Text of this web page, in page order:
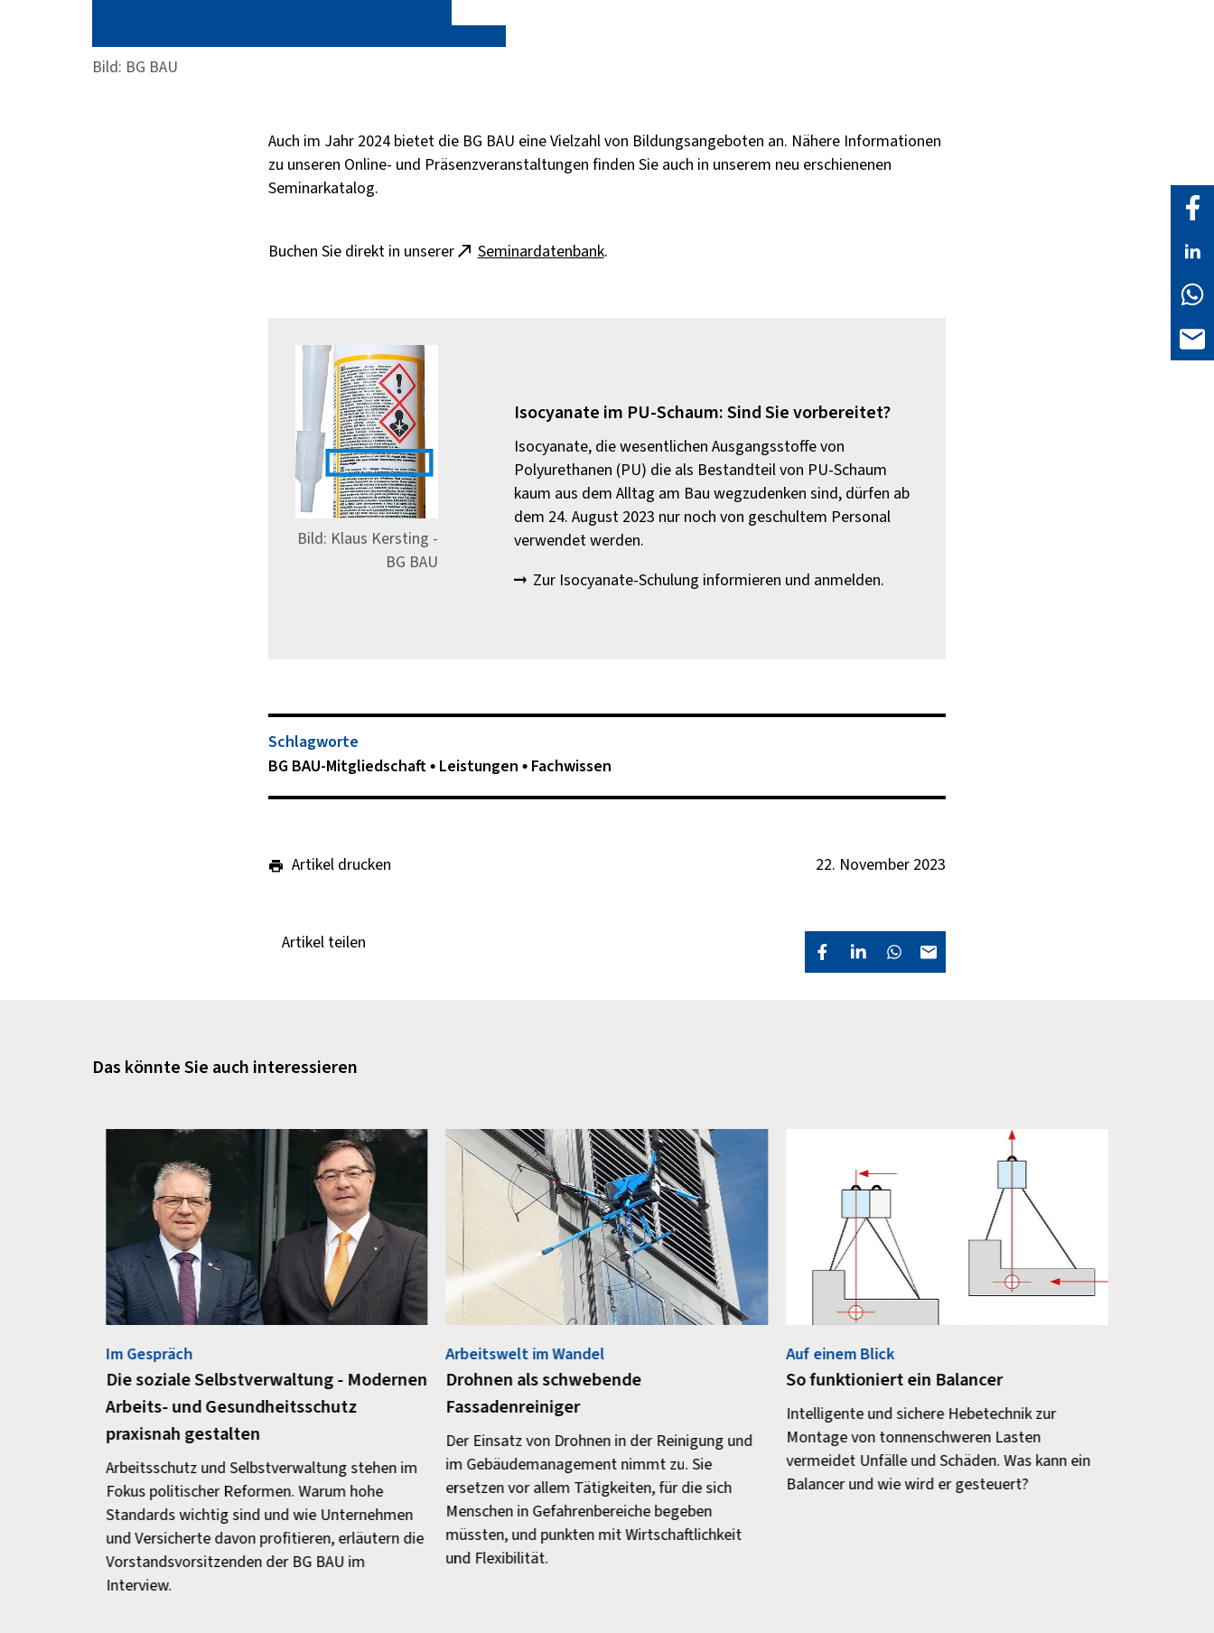
Bild: BG BAU
Auch im Jahr 2024 bietet die BG BAU eine Vielzahl von Bildungsangeboten an. Nähere Informationen
zu unseren Online- und Präsenzveranstaltungen finden Sie auch in unserem neu erschienenen
Seminarkatalog.
Buchen Sie direkt in unserer Seminardatenbank.
Bild: Klaus Kersting -
BG BAU
Isocyanate im PU-Schaum: Sind Sie vorbereitet?
Isocyanate, die wesentlichen Ausgangsstoffe von
Polyurethanen (PU) die als Bestandteil von PU-Schaum
kaum aus dem Alltag am Bau wegzudenken sind, dürfen ab
dem 24. August 2023 nur noch von geschultem Personal
verwendet werden.
Zur Isocyanate-Schulung informieren und anmelden.
Schlagworte
BG BAU-Mitgliedschaft Leistungen Fachwissen
Artikel drucken 22. November 2023
Artikel teilen
Das könnte Sie auch interessieren
Im Gespräch
Die soziale Selbstverwaltung - Modernen
Arbeits- und Gesundheitsschutz
praxisnah gestalten
Arbeitsschutz und Selbstverwaltung stehen im
Fokus politischer Reformen. Warum hohe
Standards wichtig sind und wie Unternehmen
und Versicherte davon profitieren, erläutern die
Vorstandsvorsitzenden der BG BAU im
Interview.
Arbeitswelt im Wandel
Drohnen als schwebende
Fassadenreiniger
Der Einsatz von Drohnen in der Reinigung und
im Gebäudemanagement nimmt zu. Sie
ersetzen vor allem Tätigkeiten, für die sich
Menschen in Gefahrenbereiche begeben
müssten, und punkten mit Wirtschaftlichkeit
und Flexibilität.
Auf einem Blick
So funktioniert ein Balancer
Intelligente und sichere Hebetechnik zur
Montage von tonnenschweren Lasten
vermeidet Unfälle und Schäden. Was kann ein
Balancer und wie wird er gesteuert?